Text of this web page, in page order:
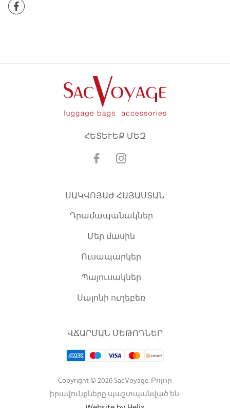
ՀԵՏԵՒԵՔ ՄԵԶ
ՍԱԿՎՈՅԱԺ ՀԱՅԱՍՏԱՆ
Դրամապանակներ
Մեր մասին
Ուսապարկեր
Պայուսակներ
Սալոնի ուղեբեռ
ՎՃԱՐՄԱՆ ՄԵԹՈԴՆԵՐ
Copyright © 2026 SacVoyage. Բոլոր
իրավունքները պաշտպանված են: